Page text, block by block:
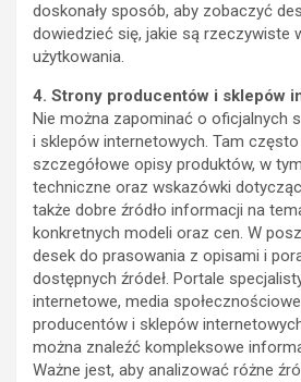
doskonały sposób, aby zobaczyć
dowiedzieć się, jakie są rzeczywiste
użytkowania.
4. Strony producentów i sklepów
Nie można zapominać o oficjalnych
i sklepów internetowych. Tam
szczegółowe opisy produktów, w
techniczne oraz wskazówki
także dobre źródło informacji na
konkretnych modeli oraz cen. W
desek do prasowania z opisami i
dostępnych źródeł. Portale
internetowe, media
producentów i sklepów
można znaleźć kompleksowe
Ważne jest, aby analizować różne